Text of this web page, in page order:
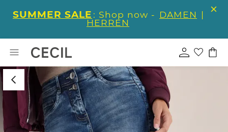
SUMMER SALE : Shop now - DAMEN |
HERREN